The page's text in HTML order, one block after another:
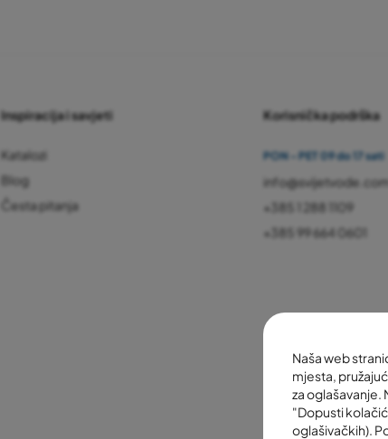
Naša web
mjesta,
za oglašavanje.
"Dopusti
oglašivačkih).
Inspiracija i savjeti
Katalozi
Blog
Česta pitanja
Korisnička podrška
PON - PET 09 do 17 sati
info@svijetvode.com
+385 1 288 1109
+385 99 664 0601